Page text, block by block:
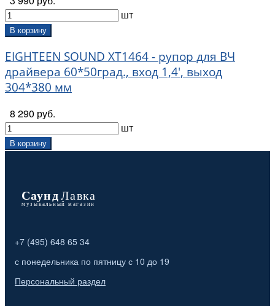
шт
В корзину
EIGHTEEN SOUND XT1464 - рупор для ВЧ
драйвера 60*50град., вход 1,4', выход
304*380 мм
8 290 руб.
шт
В корзину
+7 (495) 648 65 34
с понедельника по пятницу с 10 до 19
Персональный раздел